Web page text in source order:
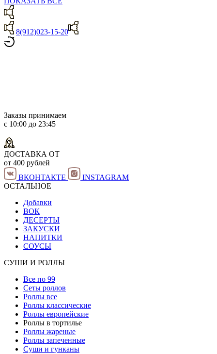
8(912)023-15-20
Заказы принимаем
с 10:00 до 23:45
ДОСТАВКА ОТ
от 400 рублей
ВКОНТАКТЕ
INSTAGRAM
ОСТАЛЬНОЕ
Добавки
ВОК
ДЕСЕРТЫ
ЗАКУСКИ
НАПИТКИ
СОУСЫ
СУШИ И РОЛЛЫ
Все по 99
Сеты роллов
Роллы все
Роллы классические
Роллы европейские
Роллы в тортилье
Роллы жареные
Роллы запеченные
Суши и гунканы